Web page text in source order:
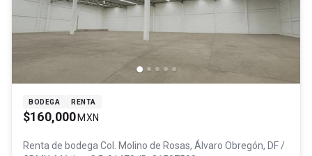
BODEGA RENTA
$160,000 MXN
Renta de bodega Col. Molino de Rosas, Álvaro Obregón, DF /